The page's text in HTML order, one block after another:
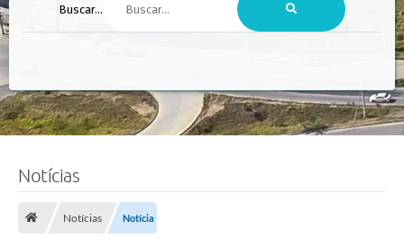
Buscar...
Notícias
Notícias Notícia